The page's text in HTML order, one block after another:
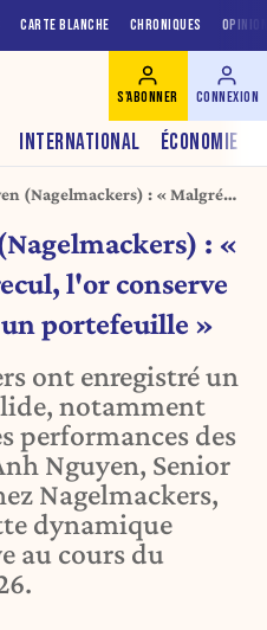
CARTE BLANCHE CHRONIQUES
INTERNATIONAL ÉCONOMIE
S'ABONNER CONNEXION
(Nagelmackers) : « Malgré
un portefeuille »
: «
l'or conserve
un portefeuille »
ont enregistré un
notamment
performances des
Nguyen, Senior
Nagelmackers,
dynamique
au cours du